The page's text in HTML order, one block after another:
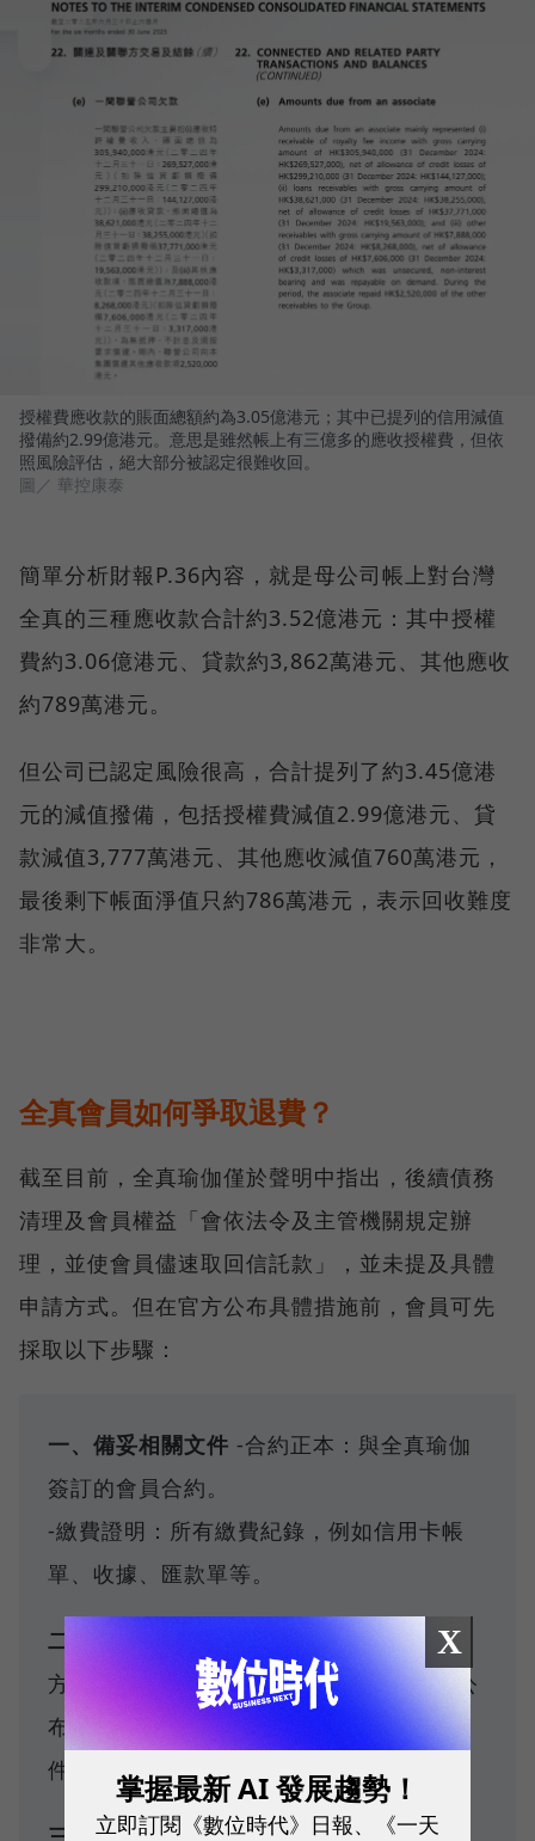
授權費應收款的賬面總額約為3.05億港元；其中已提列的信用減值
撥備約2.99億港元。意思是雖然帳上有三億多的應收授權費，但依
照風險評估，絕大部分被認定很難收回。
圖／ 華控康泰
簡單分析財報P.36內容，就是母公司帳上對台灣
全真的三種應收款合計約3.52億港元：其中授權
費約3.06億港元、貸款約3,862萬港元、其他應收
約789萬港元。
但公司已認定風險很高，合計提列了約3.45億港
元的減值撥備，包括授權費減值2.99億港元、貸
款減值3,777萬港元、其他應收減值760萬港元，
最後剩下帳面淨值只約786萬港元，表示回收難度
非常大。
全真會員如何爭取退費？
截至目前，全真瑜伽僅於聲明中指出，後續債務
清理及會員權益「會依法令及主管機關規定辦
理，並使會員儘速取回信託款」，並未提及具體
申請方式。但在官方公布具體措施前，會員可先
採取以下步驟：
一、備妥相關文件 -合約正本：與全真瑜伽
簽訂的會員合約。
-繳費證明：所有繳費紀錄，例如信用卡帳
單、收據、匯款單等。
二、注意官方公告
-密切關注全真瑜伽的官
方網站、社群媒體或現場公告。後續應會公
布更詳細的退費申請辦法、窗口及所需文
件。
X
掌握最新 AI 發展趨勢！
立即訂閱《數位時代》日報、《一天